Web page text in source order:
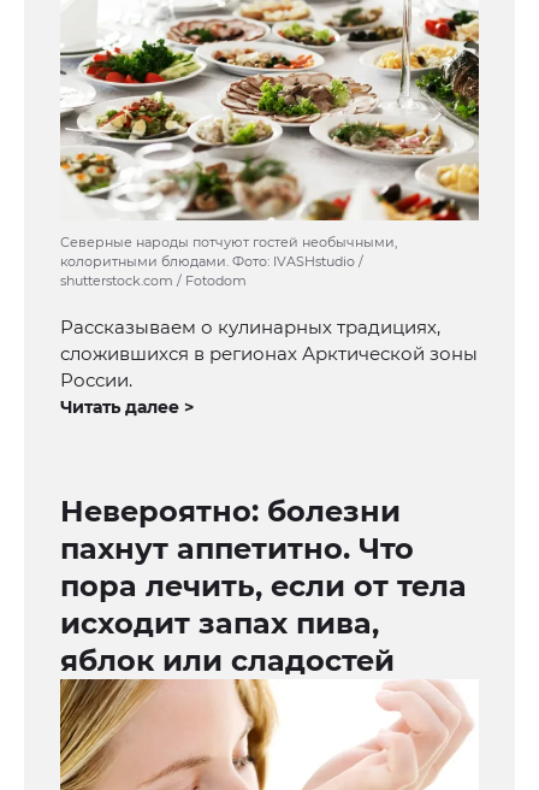
Северные народы потчуют гостей необычными,
колоритными блюдами. Фото: IVASHstudio /
shutterstock.com / Fotodom
Рассказываем о кулинарных традициях,
сложившихся в регионах Арктической зоны
России.
Читать далее >
Невероятно: болезни
пахнут аппетитно. Что
пора лечить, если от тела
исходит запах пива,
яблок или сладостей